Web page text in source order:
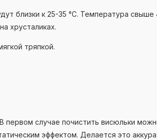
близки к 25-35 °С. Температура свыше
хрусталиках.
тряпкой.
случае почистить висюльки
эффектом. Делается это